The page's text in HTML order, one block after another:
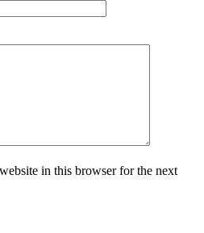
in this browser for the next